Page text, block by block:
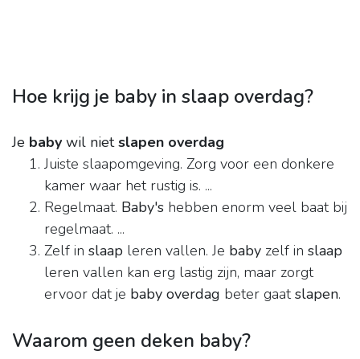
Hoe krijg je baby in slaap overdag?
Je baby wil nietslapen overdag
Juiste slaapomgeving. Zorg voor een donkere
kamer waar het rustig is. ...
Regelmaat. Baby's hebben enorm veel baat bij
regelmaat. ...
Zelf in slaap leren vallen. Je baby zelf in slaap
leren vallen kan erg lastig zijn, maar zorgt
ervoor dat je baby overdag beter gaatslapen.
Waarom geen deken baby?